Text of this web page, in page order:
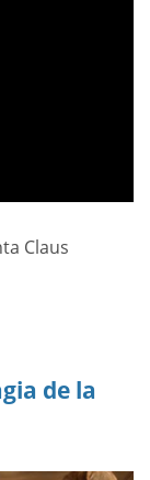
Claus
de la